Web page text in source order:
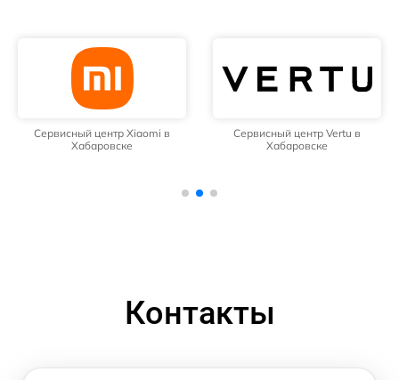
Сервисный центр Xiaomi в
Хабаровске
Сервисный центр Vertu в
Хабаровске
Контакты